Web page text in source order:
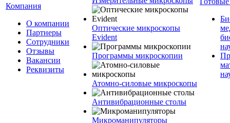
Компания
О компании
Партнеры
Сотрудники
Отзывы
Вакансии
Реквизиты
Оптические микроскопы
Evident
Программы микроскопии
Атомно-силовые микроскопы
Антивибрационные столы
Микроманипуляторы